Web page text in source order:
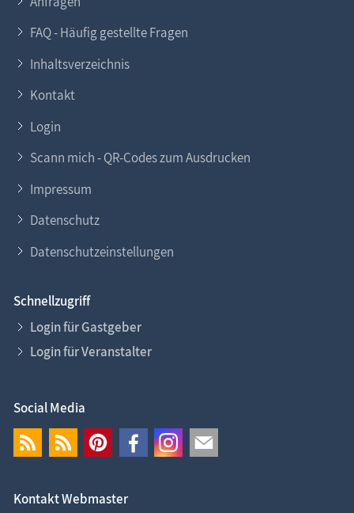
FAQ - Häufig gestellte Fragen
Inhaltsverzeichnis
Kontakt
Login
Scann mich - QR-Codes zum Ausdrucken
Impressum
Datenschutz
Datenschutzeinstellungen
Schnellzugriff
Login für Gastgeber
Login für Veranstalter
Social Media
Kontakt Webmaster